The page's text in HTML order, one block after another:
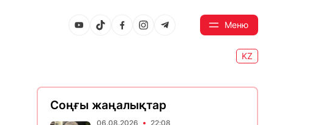
Меню
KZ
Соңғы жаңалықтар
06.08.2026 22:08